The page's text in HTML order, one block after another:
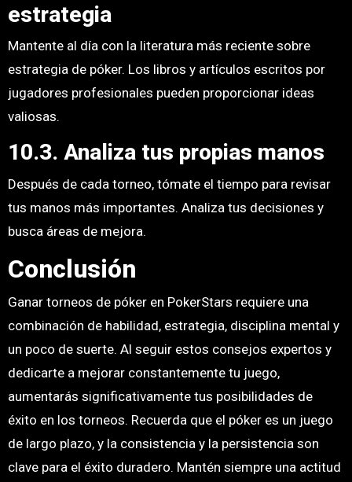
estrategia
Mantente al día con la literatura más reciente sobre
estrategia de póker. Los libros y artículos escritos por
jugadores profesionales pueden proporcionar ideas
valiosas.
10.3. Analiza tus propias manos
Después de cada torneo, tómate el tiempo para revisar
tus manos más importantes. Analiza tus decisiones y
busca áreas de mejora.
Conclusión
Ganar torneos de póker en PokerStars requiere una
combinación de habilidad, estrategia, disciplina mental y
un poco de suerte. Al seguir estos consejos expertos y
dedicarte a mejorar constantemente tu juego,
aumentarás significativamente tus posibilidades de
éxito en los torneos. Recuerda que el póker es un juego
de largo plazo, y la consistencia y la persistencia son
clave para el éxito duradero. Mantén siempre una actitud